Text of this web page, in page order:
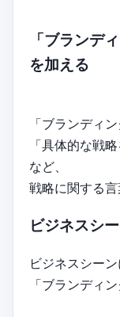
「ブランデ
を加える
「ブランディ
「具体的な戦
など、
戦略に関する言
ビジネスシ
ビジネスシー
「ブランディ